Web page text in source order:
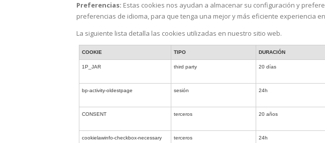
Preferencias: Estas cookies nos ayudan a almacenar su configuración y
preferencias de idioma, para que tenga una mejor y más eficiente experiencia
La siguiente lista detalla las cookies utilizadas en nuestro sitio web.
COOKIE TIPO DURACIÓN
1P_JAR third party 20 días
bp-activity-oldestpage sesión 24h
CONSENT terceros 20 años
cookielawinfo-checkbox-necessary terceros 24h